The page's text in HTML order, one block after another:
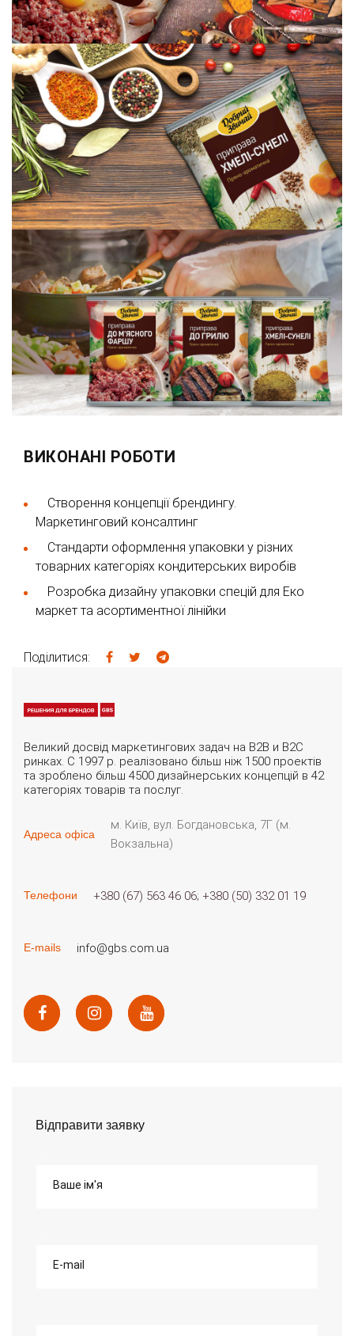
ВИКОНАНІ РОБОТИ
Створення концепції брендингу.
Маркетинговий консалтинг
Стандарти оформлення упаковки у різних
товарних категоріях кондитерських виробів
Розробка дизайну упаковки спецій для Еко
маркет та асортиментної лінійки
Поділитися:
Великий досвід маркетингових задач на B2B и B2C
ринках. С 1997 р. реалізовано більш ніж 1500 проектів
та зроблено більш 4500 дизайнерських концепцій в 42
категоріях товарів та послуг.
Адреса офіса
м. Київ, вул. Богдановська, 7Г (м.
Вокзальна)
Телефони +380 (67) 563 46 06 +380 (50) 332 01 19
E-mails info@gbs.com.ua
Відправити заявку
Ваше ім'я
E-mail